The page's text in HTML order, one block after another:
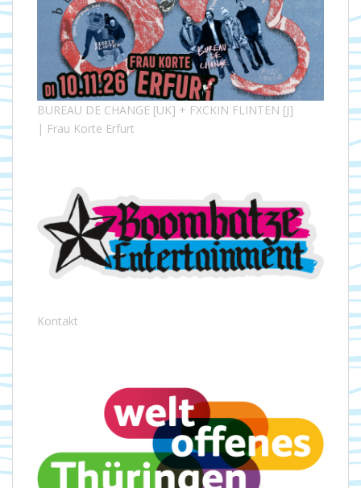
BUREAU DE CHANGE [UK] + FXCKIN FLINTEN [J]
| Frau Korte Erfurt
Kontakt